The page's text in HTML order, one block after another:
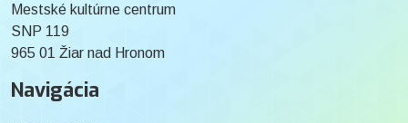
Mestské kultúrne centrum
SNP 119
965 01 Žiar nad Hronom
Navigácia